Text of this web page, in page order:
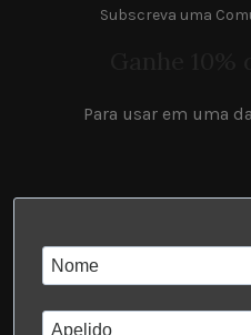
Subscreva uma
Para usar em uma